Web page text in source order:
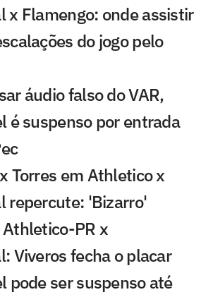
x Flamengo: onde assistir
do jogo pelo
áudio falso do VAR,
é suspenso por entrada
Torres em Athletico x
repercute: 'Bizarro'
PR x
Viveros fecha o placar
pode ser suspenso até